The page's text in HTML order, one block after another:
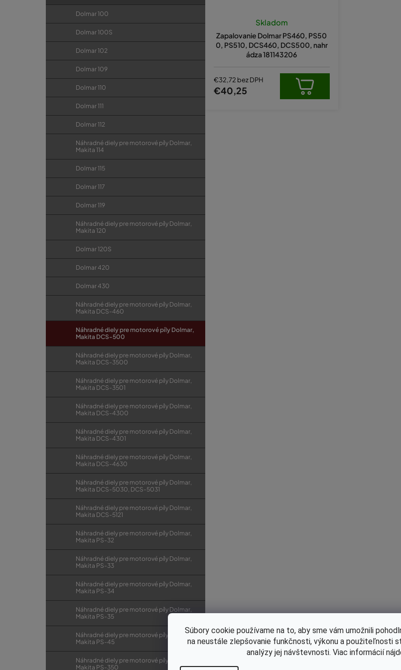
Súbory cookie používame na to, aby sme vám umožnili
na neustále zlepšovanie funkčnosti, výkonu a použiteľnosti
analýzy jej návštevnosti. Viac informácií
Dolmar 100
Dolmar 100S
Dolmar 102
Dolmar 109
Dolmar 110
Dolmar 111
Dolmar 112
Náhradné diely pre motorové píly Dolmar,
Makita 114
Dolmar 115
Dolmar 117
Dolmar 119
Náhradné diely pre motorové píly Dolmar,
Makita 120
Dolmar 120S
Dolmar 420
Dolmar 430
Náhradné diely pre motorové píly Dolmar,
Makita DCS-460
Náhradné diely pre motorové píly Dolmar,
Makita DCS-500
Náhradné diely pre motorové píly Dolmar,
Makita DCS-3500
Náhradné diely pre motorové píly Dolmar,
Makita DCS-3501
Náhradné diely pre motorové píly Dolmar,
Makita DCS-4300
Náhradné diely pre motorové píly Dolmar,
Makita DCS-4301
Náhradné diely pre motorové píly Dolmar,
Makita DCS-4630
Náhradné diely pre motorové píly Dolmar,
Makita DCS-5030, DCS-5031
Náhradné diely pre motorové píly Dolmar,
Makita DCS-5121
Náhradné diely pre motorové píly Dolmar,
Makita PS-32
Náhradné diely pre motorové píly Dolmar,
Makita PS-33
Náhradné diely pre motorové píly Dolmar,
Makita PS-34
Náhradné diely pre motorové píly Dolmar,
Makita PS-35
Náhradné diely pre motorové píly Dolmar,
Makita PS-45
Náhradné diely pre motorové píly Dolmar,
Makita PS-350
Zapalovanie Dolmar PS460, PS50
0, PS510, DCS460, DCS500, nahr
ádza 181143206
Skladom
€32,72 bez DPH
€40,25